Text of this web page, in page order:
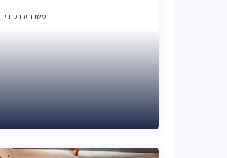
משרד עורכי דין